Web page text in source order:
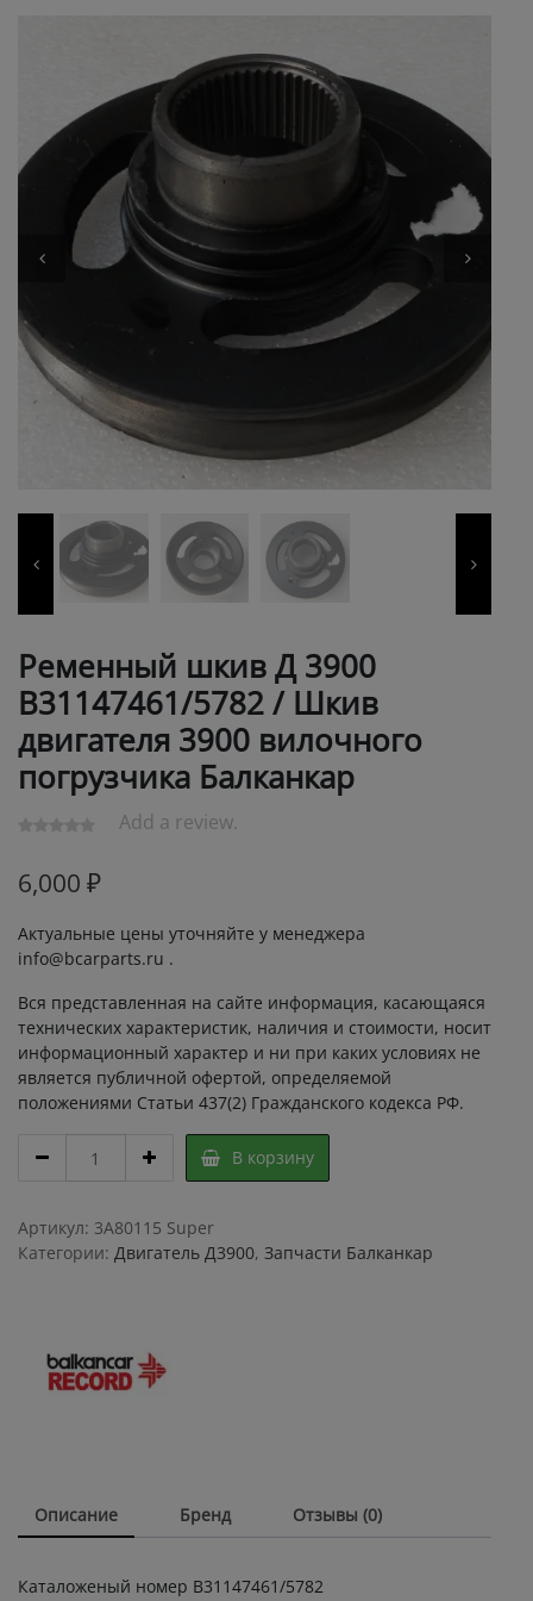
Ременный шкив Д 3900
В31147461/5782 / Шкив
двигателя 3900 вилочного
погрузчика Балканкар
Add a review.
6,000 ₽
Актуальные цены уточняйте у менеджера
info@bcarparts.ru .
Вся представленная на сайте информация, касающаяся
технических характеристик, наличия и стоимости, носит
информационный характер и ни при каких условиях не
является публичной офертой, определяемой
положениями Статьи 437(2) Гражданского кодекса РФ.
Ременный
шкив
3900
В31147461/5782
вилочного
погрузчика
В корзину
Артикул: 3A80115 Super
Категории: Двигатель Д3900, Запчасти Балканкар
Описание Бренд Отзывы (0)
Каталоженый номер B31147461/5782